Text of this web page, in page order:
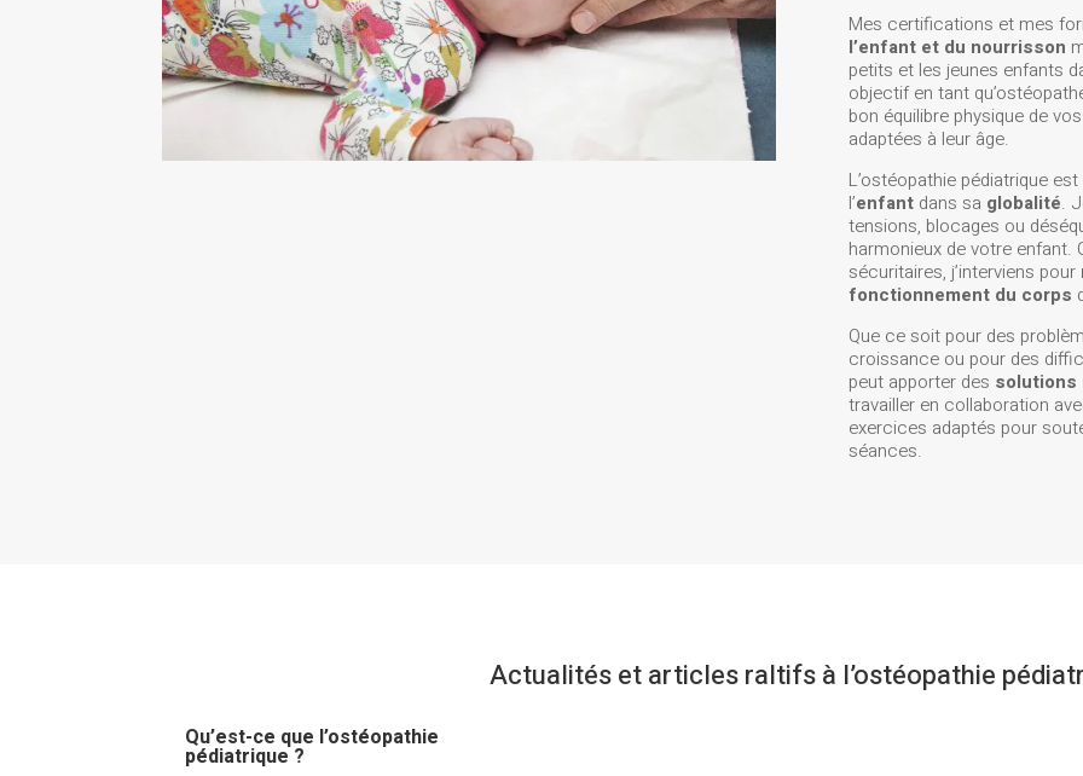
Mes certifications et mes
l’enfant et du nourrisson
petits et les jeunes enfants
objectif en tant
bon équilibre physique de
adaptées à leur âge.
L’ostéopathie pédiatrique
l’enfantdans sa globalité.
tensions, blocages ou
harmonieux de votre
sécuritaires, j’interviens pour
fonctionnement du corps
Que ce soit pour des
croissance ou pour des
peut apporter des solutions
travailler en collaboration
exercices adaptés pour
séances.
Actualités et articles raltifs à l’ostéopathie
Qu’est-ce que l’ostéopathie
pédiatrique ?